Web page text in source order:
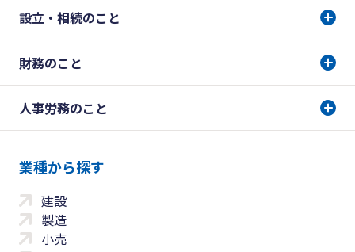
設立・相続のこと
財務のこと
人事労務のこと
業種から探す
建設
製造
小売